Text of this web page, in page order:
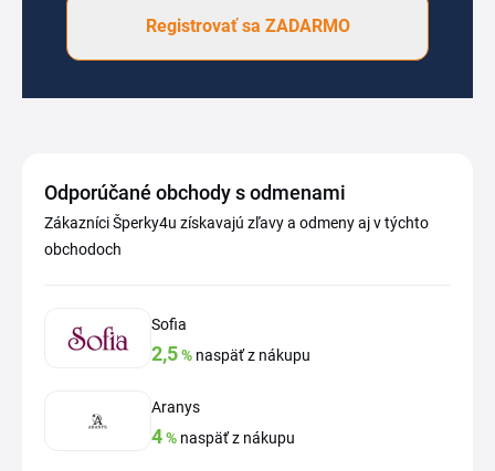
Registrovať sa ZADARMO
Odporúčané obchody s odmenami
Zákazníci Šperky4u získavajú zľavy a odmeny aj v týchto
obchodoch
Sofia
2,5% naspäť z nákupu
Aranys
4% naspäť z nákupu